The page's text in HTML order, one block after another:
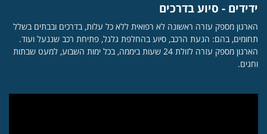
ידידים - סיוע בדרכים
הארגון מספק עזרה ראשונה לא רפואית ללא כל עלות, בדרכים ובבתים בשלל
תחומים, בהם: הנעת הרכב, סיוע בהחלפת גלגל, פתיחת רכב שננעל ועוד.
הארגון מספק עזרה לזולת 24 שעות ביממה, בכל ימות השבוע, למעט שבתות
וחגים.